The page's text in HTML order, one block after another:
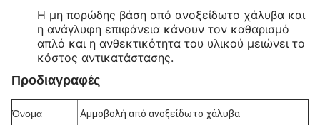
Η μη πορώδης βάση από ανοξείδωτο χάλυβα και
η ανάγλυφη επιφάνεια κάνουν τον καθαρισμό
απλό και η ανθεκτικότητα του υλικού μειώνει το
κόστος αντικατάστασης.
Προδιαγραφές
Όνομα
Αμμοβολή από ανοξείδωτο χάλυβα